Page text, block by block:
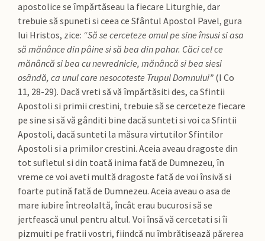
apostolice se împărtăseau la fiecare Liturghie, dar
trebuie să spuneti si ceea ce Sfântul Apostol Pavel, gura
lui Hristos, zice: “Să se cerceteze omul pe sine însusi si asa
să mănânce din pâine si să bea din pahar. Căci cel ce
mănâncă si bea cu nevrednicie, mănâncă si bea siesi
osândă, ca unul care nesocoteste Trupul Domnului” (I Co
11, 28-29). Dacă vreti să vă împărtăsiti des, ca Sfintii
Apostoli si primii crestini, trebuie să se cerceteze fiecare
pe sine si să vă gânditi bine dacă sunteti si voi ca Sfintii
Apostoli, dacă sunteti la măsura virtutilor Sfintilor
Apostoli si a primilor crestini. Aceia aveau dragoste din
tot sufletul si din toată inima fată de Dumnezeu, în
vreme ce voi aveti multă dragoste fată de voi însivă si
foarte putină fată de Dumnezeu. Aceia aveau o asa de
mare iubire întreolaltă, încât erau bucurosi să se
jertfească unul pentru altul. Voi însă vă cercetati si îi
pizmuiti pe fratii vostri, fiindcă nu îmbrătisează părerea